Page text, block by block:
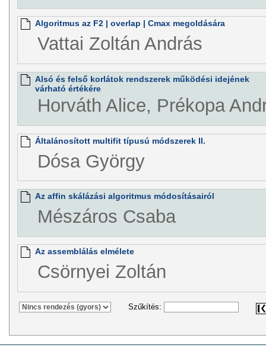
Algoritmus az F2 | overlap | Cmax megoldására
Vattai Zoltán András
Alsó és felső korlátok rendszerek működési idejének
várható értékére
Horváth Alice, Prékopa
Általánosított multifit típusú módszerek II.
Dósa György
Az affin skálázási algoritmus módosításairól
Mészáros Csaba
Az assemblálás elmélete
Csörnyei Zoltán
Szűkítés: